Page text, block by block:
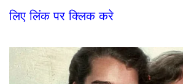
लिए लिंक पर क्लिक करे